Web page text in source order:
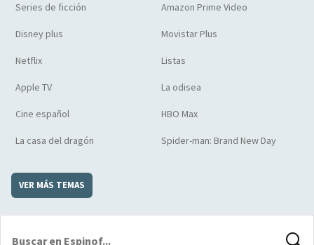
Series de ficción Amazon Prime Video
Disney plus Movistar Plus
Netflix Listas
Apple TV La odisea
Cine español HBO Max
La casa del dragón Spider-man: Brand New Day
VER MÁS TEMAS